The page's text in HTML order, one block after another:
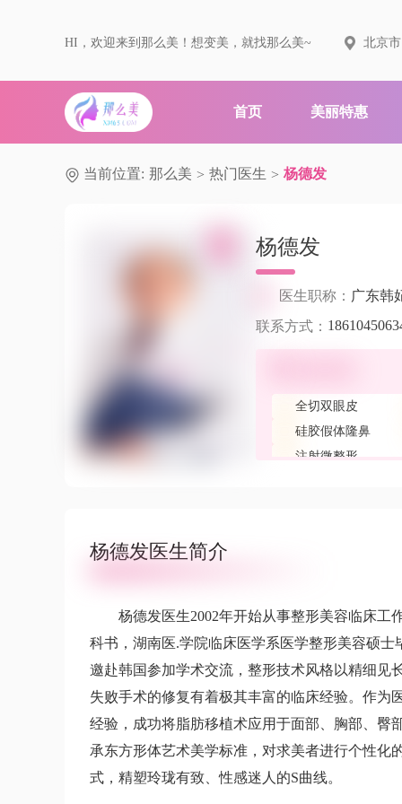
HI，欢迎来到那么美！想变美，就找那么美~ 北京市
首页 美丽特惠
当前位置: 那么美 > 热门医生 > 杨德发
杨德发
医生职称： 广东韩
联系方式：
全切双眼皮
硅胶假体隆鼻
注射微整形
杨德发医生简介
杨德发医生2002年开始从事整形美容临床工
科书，湖南医.学院临床医学系医学整形美容硕
邀赴韩国参加学术交流，整形技术风格以精细见
失败手术的修复有着极其丰富的临床经验。作为
经验，成功将脂肪移植术应用于面部、胸部、臀
承东方形体艺术美学标准，对求美者进行个性化
式，精塑玲珑有致、性感迷人的S曲线。